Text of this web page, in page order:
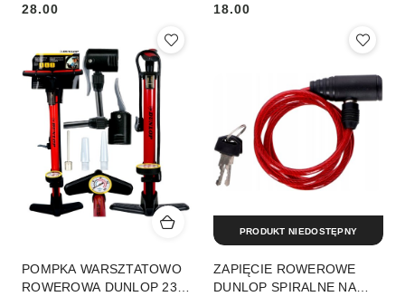
Cena:
28.00
WODOODPORNA
Cena:
18.00
POMPKA WARSZTATOWO
ROWEROWA DUNLOP 230
ZAPIĘCIE ROWEROWE
DUNLOP SPIRALNE NA
PRODUKT NIEDOSTĘPNY